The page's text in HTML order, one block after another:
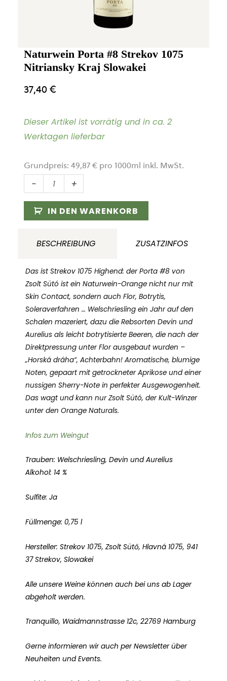
Naturwein Porta #8 Strekov 1075
Nitriansky Kraj Slowakei
37,40€
Dieser Artikel ist vorrätig und in ca. 2
Werktagen lieferbar
Grundpreis: 49,87€ pro 1000ml inkl. MwSt.
-
Naturwein
Porta
#8
1075
Kraj
Slowakei
Menge
+
IN DEN WARENKORB
BESCHREIBUNG ZUSATZINFOS
Das ist Strekov 1075 Highend: der Porta #8 von
Zsolt Sütó ist ein Naturwein-Orange nicht nur mit
Skin Contact, sondern auch Flor, Botrytis,
Soleraverfahren … Welschriesling ein Jahr auf den
Schalen mazeriert, dazu die Rebsorten Devin und
Aurelius als leicht botrytisierte Beeren, die nach der
Direktpressung unter Flor ausgebaut wurden –
„Horská dráha“, Achterbahn! Aromatische, blumige
Noten, gepaart mit getrockneter Aprikose und einer
nussigen Sherry-Note in perfekter Ausgewogenheit.
Das wagt und kann nur Zsolt Sütó, der Kult-Winzer
unter den Orange Naturals.
Infos zum Weingut
Trauben: Welschriesling, Devin und Aurelius
Alkohol: 14 %
Sulfite: Ja
Füllmenge: 0,75 l
Hersteller: Strekov 1075, Zsolt Sütő, Hlavná 1075, 941
37 Strekov, Slowakei
Alle unsere Weine können auch bei uns ab Lager
abgeholt werden.
Tranquillo, Waidmannstrasse 12c, 22769 Hamburg
Gerne informieren wir auch per Newsletter über
Neuheiten und Events.